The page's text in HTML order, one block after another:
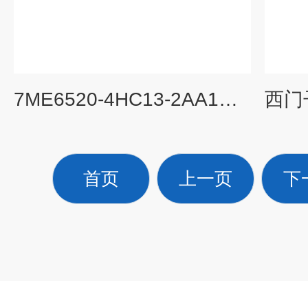
7ME6520-4HC13-2AA1西门子7ME6520-3FC13-2AA1电磁流量计
首页 上一页 下